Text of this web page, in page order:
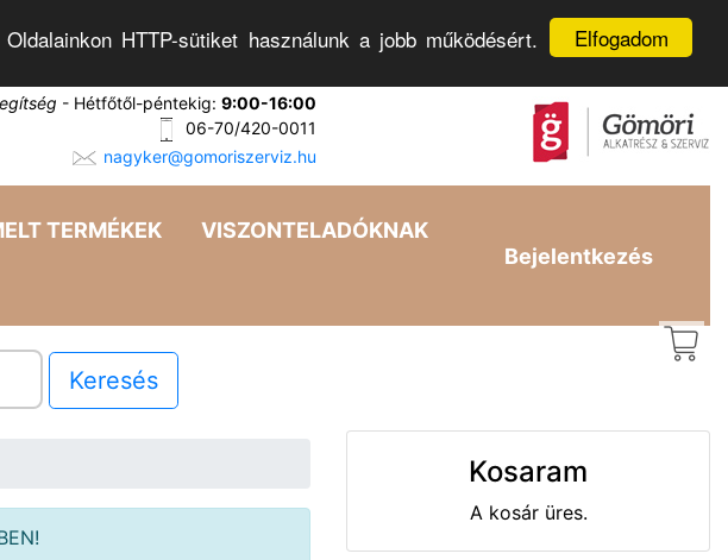
Elfogadom
HTTP-sütiket használunk a jobb működésért.
- Hétfőtől-péntekig: 9:00-16:00
06-70/420-0011
nagyker@gomoriszerviz.hu
TERMÉKEK VISZONTELADÓKNAK
Bejelentkezés
Keresés
Kosaram
A kosár üres.